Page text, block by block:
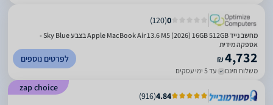
0
(
120
)
מחשב נייד Apple MacBook Air 13.6 M5 (2026) 16GB 512GB בצבע Sky Blue -
אספקה מידית
₪4,732
משלוח חינם עד 5 ימי עסקים
לפרטים נוספים
zap choice
4.84
(
916
)